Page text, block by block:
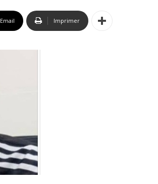
Email Imprimer